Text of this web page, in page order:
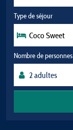
Type de séjour
Coco Sweet
Nombre de personnes